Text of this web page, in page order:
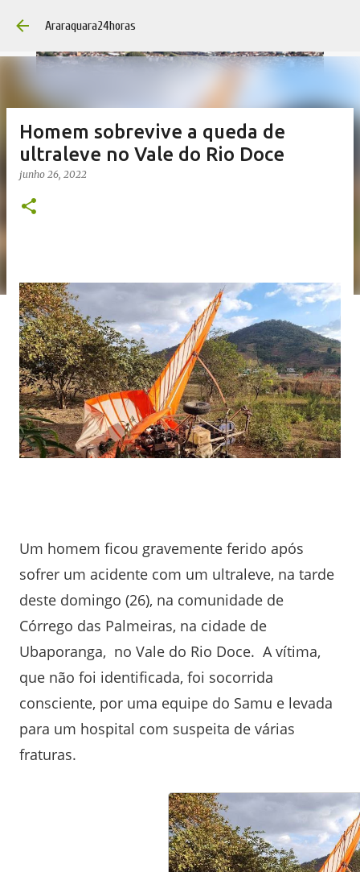
Araraquara24horas
Homem sobrevive a queda de
ultraleve no Vale do Rio Doce
junho 26, 2022
Um homem ficou gravemente ferido após
sofrer um acidente com um ultraleve, na tarde
deste domingo (26), na comunidade de
Córrego das Palmeiras, na cidade de
Ubaporanga, no Vale do Rio Doce. A vítima,
que não foi identificada, foi socorrida
consciente, por uma equipe do Samu e levada
para um hospital com suspeita de várias
fraturas.